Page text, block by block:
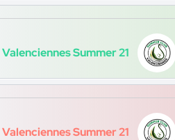
Valenciennes Summer 21
Valenciennes Summer 21